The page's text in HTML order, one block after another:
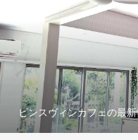
ピンスヴィンカフェの最